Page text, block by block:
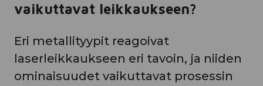
vaikuttavat leikkaukseen?
Eri metallityypit reagoivat
laserleikkaukseen eri tavoin, ja niiden
ominaisuudet vaikuttavat prosessin